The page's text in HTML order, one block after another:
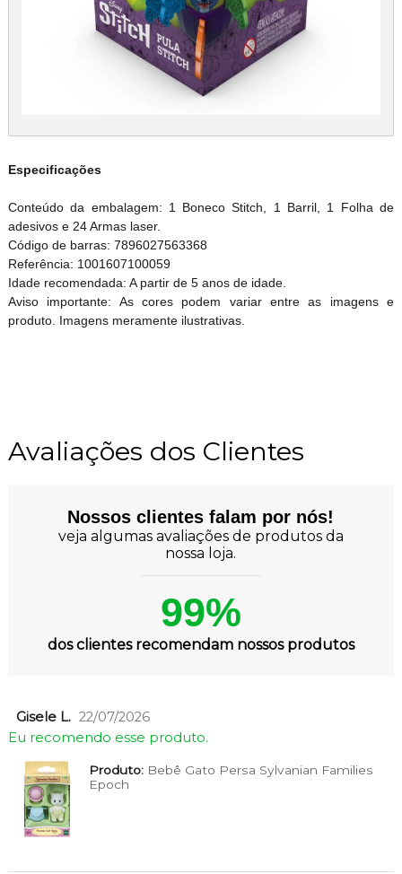
Especificações
Conteúdo da embalagem: 1 Boneco Stitch, 1 Barril, 1 Folha de
adesivos e 24 Armas laser.
Código de barras: 7896027563368
Referência: 1001607100059
Idade recomendada: A partir de 5 anos de idade.
Aviso importante: As cores podem variar entre as imagens e
produto. Imagens meramente ilustrativas.
Avaliações dos Clientes
Nossos clientes falam por nós!
veja algumas avaliações de produtos da
nossa loja.
99%
dos clientes recomendam nossos produtos
Gisele L. 22/07/2026
Eu recomendo esse produto.
Produto:Bebê Gato Persa Sylvanian Families
Epoch